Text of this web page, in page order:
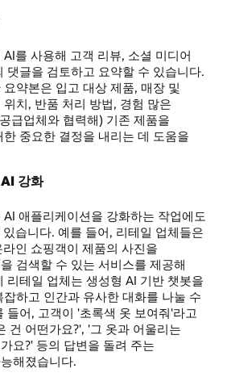
를 사용해 고객 리뷰, 소셜 미디어
댓글을 검토하고 요약할 수 있습니다.
약본은 입고 대상 제품, 매장 및
치, 반품 처리 방법, 경험 많은
급업체와 협력해) 기존 제품을
중요한 결정을 내리는 데 도움을
강화
애플리케이션을 강화하는 작업에도
습니다. 예를 들어, 리테일 업체들은
인 쇼핑객이 제품의 사진을
검색할 수 있는 서비스를 제공해
리테일 업체는 생성형 AI 기반 챗봇을
하고 인간과 유사한 대화를 나눌 수
들어, 고객이 '초록색 옷 보여줘'라고
건 어떤가요?', '그 옷과 어울리는
요?' 등의 답변을 돌려 주는
해졌습니다.